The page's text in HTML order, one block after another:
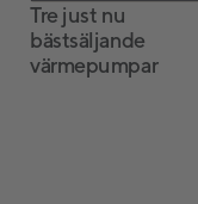
Tre just nu
bästsäljande
värmepumpar